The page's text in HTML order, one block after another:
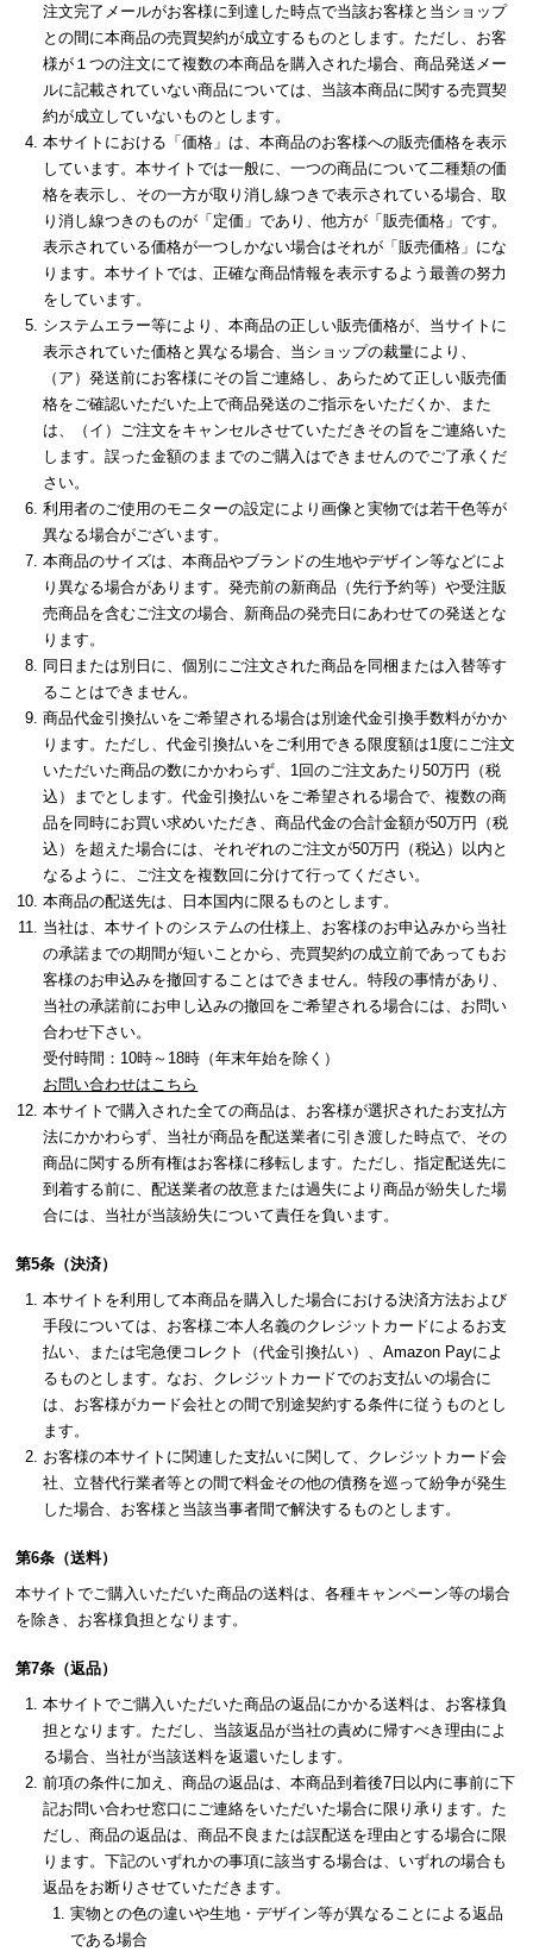
注文完了メールがお客様に到達した時点で当該お客様と当ショップ
との間に本商品の売買契約が成立するものとします。ただし、お客
様が１つの注文にて複数の本商品を購入された場合、商品発送メー
ルに記載されていない商品については、当該本商品に関する売買契
約が成立していないものとします。
本サイトにおける「価格」は、本商品のお客様への販売価格を表示
しています。本サイトでは一般に、一つの商品について二種類の価
格を表示し、その一方が取り消し線つきで表示されている場合、取
り消し線つきのものが「定価」であり、他方が「販売価格」です。
表示されている価格が一つしかない場合はそれが「販売価格」にな
ります。本サイトでは、正確な商品情報を表示するよう最善の努力
をしています。
システムエラー等により、本商品の正しい販売価格が、当サイトに
表示されていた価格と異なる場合、当ショップの裁量により、
（ア）発送前にお客様にその旨ご連絡し、あらためて正しい販売価
格をご確認いただいた上で商品発送のご指示をいただくか、また
は、（イ）ご注文をキャンセルさせていただきその旨をご連絡いた
します。誤った金額のままでのご購入はできませんのでご了承くだ
さい。
利用者のご使用のモニターの設定により画像と実物では若干色等が
異なる場合がございます。
本商品のサイズは、本商品やブランドの生地やデザイン等などによ
り異なる場合があります。発売前の新商品（先行予約等）や受注販
売商品を含むご注文の場合、新商品の発売日にあわせての発送とな
ります。
同日または別日に、個別にご注文された商品を同梱または入替等す
ることはできません。
商品代金引換払いをご希望される場合は別途代金引換手数料がかか
ります。ただし、代金引換払いをご利用できる限度額は1度にご注文
いただいた商品の数にかかわらず、1回のご注文あたり50万円（税
込）までとします。代金引換払いをご希望される場合で、複数の商
品を同時にお買い求めいただき、商品代金の合計金額が50万円（税
込）を超えた場合には、それぞれのご注文が50万円（税込）以内と
なるように、ご注文を複数回に分けて行ってください。
本商品の配送先は、日本国内に限るものとします。
当社は、本サイトのシステムの仕様上、お客様のお申込みから当社
の承諾までの期間が短いことから、売買契約の成立前であってもお
客様のお申込みを撤回することはできません。特段の事情があり、
当社の承諾前にお申し込みの撤回をご希望される場合には、お問い
合わせ下さい。
受付時間：10時～18時（年末年始を除く）
お問い合わせはこちら
本サイトで購入された全ての商品は、お客様が選択されたお支払方
法にかかわらず、当社が商品を配送業者に引き渡した時点で、その
商品に関する所有権はお客様に移転します。ただし、指定配送先に
到着する前に、配送業者の故意または過失により商品が紛失した場
合には、当社が当該紛失について責任を負います。
第5条（決済）
本サイトを利用して本商品を購入した場合における決済方法および
手段については、お客様ご本人名義のクレジットカードによるお支
払い、または宅急便コレクト（代金引換払い）、Amazon Payによ
るものとします。なお、クレジットカードでのお支払いの場合に
は、お客様がカード会社との間で別途契約する条件に従うものとし
ます。
お客様の本サイトに関連した支払いに関して、クレジットカード会
社、立替代行業者等との間で料金その他の債務を巡って紛争が発生
した場合、お客様と当該当事者間で解決するものとします。
第6条（送料）
本サイトでご購入いただいた商品の送料は、各種キャンペーン等の場合
を除き、お客様負担となります。
第7条（返品）
本サイトでご購入いただいた商品の返品にかかる送料は、お客様負
担となります。ただし、当該返品が当社の責めに帰すべき理由によ
る場合、当社が当該送料を返還いたします。
前項の条件に加え、商品の返品は、本商品到着後7日以内に事前に下
記お問い合わせ窓口にご連絡をいただいた場合に限り承ります。た
だし、商品の返品は、商品不良または誤配送を理由とする場合に限
ります。下記のいずれかの事項に該当する場合は、いずれの場合も
返品をお断りさせていただきます。
実物との色の違いや生地・デザイン等が異なることによる返品
である場合